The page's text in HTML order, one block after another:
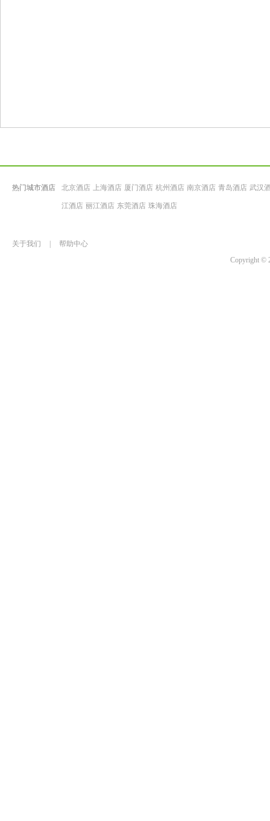
热门城市酒店 北京酒店 上海酒店 厦门酒店 杭州酒店 南京酒店 青岛酒店 武汉
江酒店 丽江酒店 东莞酒店 珠海酒店
关于我们
帮助中心
Copyright ©